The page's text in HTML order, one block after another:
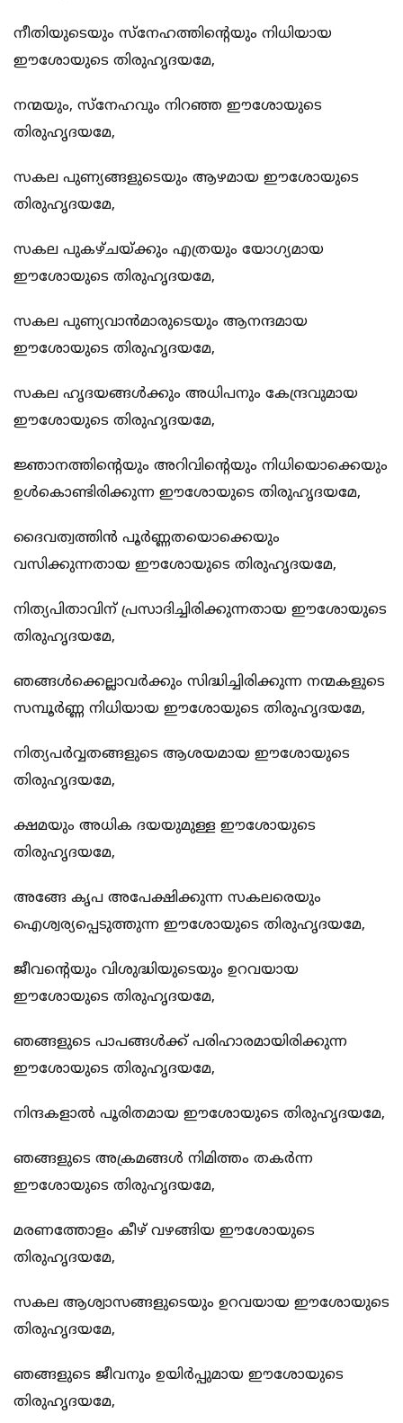
നീതിയുടെയും സ്നേഹത്തിന്‍റെയും നിധിയായ
ഈശോയുടെ തിരുഹൃദയമേ,
നന്മയും, സ്നേഹവും നിറഞ്ഞ ഈശോയുടെ
തിരുഹൃദയമേ,
സകല പുണ്യങ്ങളുടെയും ആഴമായ ഈശോയുടെ
തിരുഹൃദയമേ,
സകല‍ പുകഴ്ചയ്ക്കും എത്രയും യോഗ്യമായ
ഈശോയുടെ തിരുഹൃദയമേ,
സകല പുണ്യവാന്‍മാരുടെയും ആനന്ദമായ
ഈശോയുടെ തിരുഹൃദയമേ,
സകല ഹൃദയങ്ങള്‍ക്കും അധിപനും കേന്ദ്രവുമായ
ഈശോയുടെ തിരുഹൃദയമേ,
ജ്ഞാനത്തിന്റെയും അറിവിന്റെയും നിധിയൊക്കെയും
ഉള്‍കൊണ്ടിരിക്കുന്ന ഈശോയുടെ തിരുഹൃദയമേ,
ദൈവത്വത്തിന്‍ പൂര്‍ണ്ണതയൊക്കെയും
വസിക്കുന്നതായ ഈശോയുടെ തിരുഹൃദയമേ,
നിത്യപിതാവിന് പ്രസാദിച്ചിരിക്കുന്നതായ ഈശോയുടെ
തിരുഹൃദയമേ,
ഞങ്ങള്‍ക്കെല്ലാവര്‍ക്കും സിദ്ധിച്ചിരിക്കുന്ന നന്മകളുടെ
സമ്പൂര്‍ണ്ണ നിധിയായ ഈശോയുടെ തിരുഹൃദയമേ,
നിത്യപര്‍വ്വതങ്ങളുടെ ആശയമായ ഈശോയുടെ
തിരുഹൃദയമേ,
ക്ഷമയും അധിക ദയയുമുള്ള ഈശോയുടെ
തിരുഹൃദയമേ,
അങ്ങേ കൃപ അപേക്ഷിക്കുന്ന സകലരെയും
ഐശ്വര്യപ്പെടുത്തുന്ന ഈശോയുടെ തിരുഹൃദയമേ,
ജീവന്റെയും വിശുദ്ധിയുടെയും ഉറവയായ
ഈശോയുടെ തിരുഹൃദയമേ,
ഞങ്ങളുടെ പാപങ്ങള്‍ക്ക് പരിഹാരമായിരിക്കുന്ന
ഈശോയുടെ തിരുഹൃദയമേ,
നിന്ദകളാല്‍ പൂരിതമായ ഈശോയുടെ തിരുഹൃദയമേ,
ഞങ്ങളുടെ അക്രമങ്ങള്‍ നിമിത്തം തകര്‍ന്ന
ഈശോയുടെ തിരുഹൃദയമേ,
മരണത്തോളം കീഴ് വഴങ്ങിയ ഈശോയുടെ
തിരുഹൃദയമേ,
സകല ആശ്വാസങ്ങളുടെയും ഉറവയായ ഈശോയുടെ
തിരുഹൃദയമേ,
ഞങ്ങളുടെ ജീവനും ഉയിര്‍പ്പുമായ ഈശോയുടെ
തിരുഹൃദയമേ,